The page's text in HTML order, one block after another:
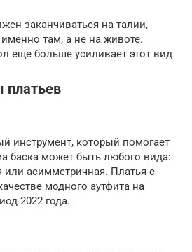
заканчиваться на талии,
там, а не на животе.
еще больше усиливает этот вид
инструмент, который помогает
баска может быть любого вида:
или асимметричная. Платья с
модного аутфита на
2022 года.